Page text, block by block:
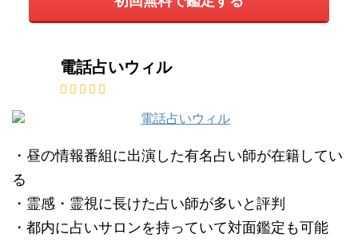
電話占いウィル
・昼の情報番組に出演した有名占い師が在籍してい
る
・霊感・霊視に長けた占い師が多いと評判
・都内に占いサロンを持っていて対面鑑定も可能